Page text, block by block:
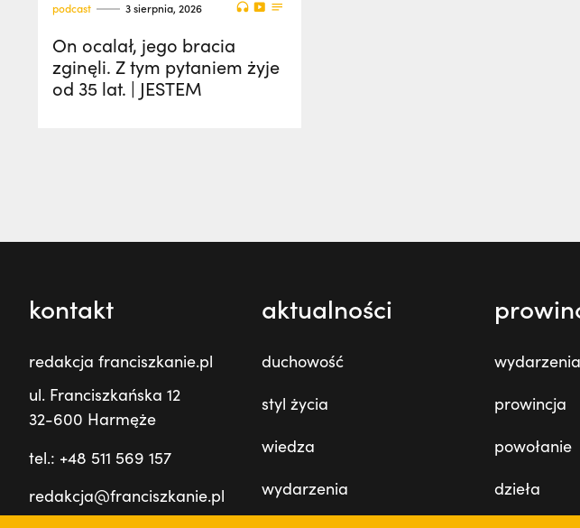
podcast 3 sierpnia, 2026
On ocalał, jego bracia
zginęli. Z tym pytaniem żyje
od 35 lat. | JESTEM
kontakt
redakcja franciszkanie.pl
ul. Franciszkańska 12
32-600 Harmęże
tel.: +48 511 569 157
redakcja@franciszkanie.pl
aktualności
duchowość
styl życia
wiedza
wydarzenia
wydarzenia
prowincja
powołanie
dzieła